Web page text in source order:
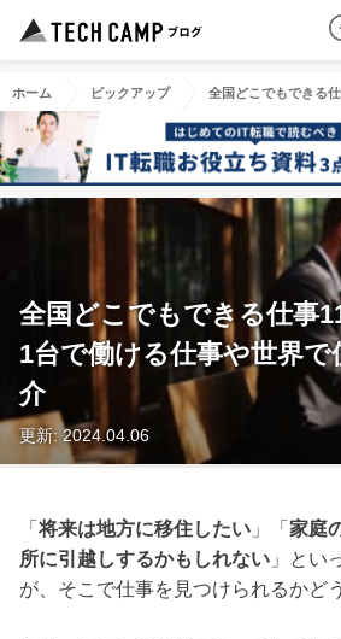
ホーム ピックアップ 全国どこでもできる
全国どこでもできる仕事
1台で働ける仕事や世界
介
更新: 2024.04.06
「将来は地方に移住したい 」「 家庭
所に引越しするかもしれない 」とい
が、そこで仕事を見つけられるかど